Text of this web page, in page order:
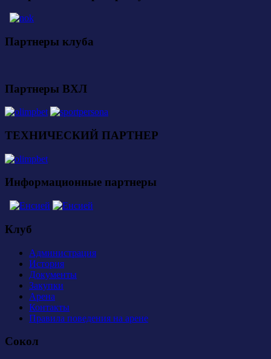
Партнеры клуба
Партнеры ВХЛ
ТЕХНИЧЕСКИЙ ПАРТНЕР
Информационные партнеры
Клуб
Администрация
История
Документы
Закупки
Арена
Контакты
Правила поведения на арене
Сокол